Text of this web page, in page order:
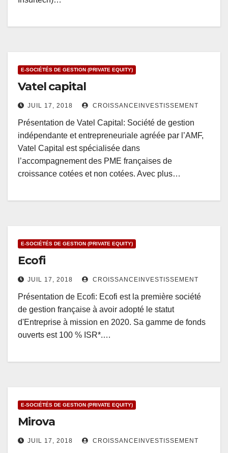
E-SOCIÉTÉS DE GESTION (PRIVATE EQUITY)
Vatel capital
JUIL 17, 2018 CROISSANCEINVESTISSEMENT
Présentation de Vatel Capital: Société de gestion
indépendante et entrepreneuriale agréée par l’AMF,
Vatel Capital est spécialisée dans
l’accompagnement des PME françaises de
croissance cotées et non cotées. Avec plus…
E-SOCIÉTÉS DE GESTION (PRIVATE EQUITY)
Ecofi
JUIL 17, 2018 CROISSANCEINVESTISSEMENT
Présentation de Ecofi: Ecofi est la première société
de gestion française à avoir adopté le statut
d'Entreprise à mission en 2020. Sa gamme de fonds
ouverts est 100 % ISR*.…
E-SOCIÉTÉS DE GESTION (PRIVATE EQUITY)
Mirova
JUIL 17, 2018 CROISSANCEINVESTISSEMENT